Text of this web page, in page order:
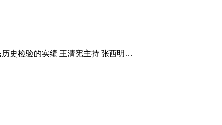
检验的实绩 王清宪主持 张西明出席